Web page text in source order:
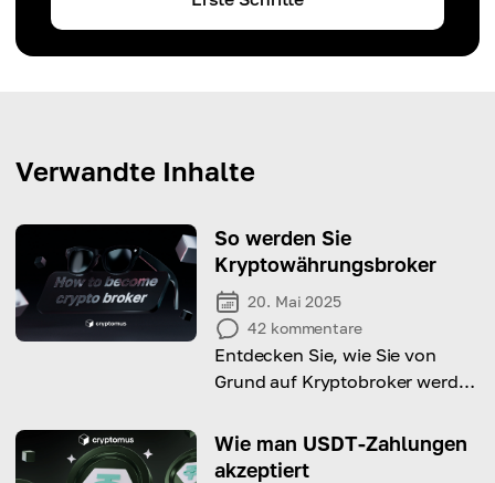
Verwandte Inhalte
So werden Sie
Kryptowährungsbroker
20. Mai 2025
42 kommentare
Entdecken Sie, wie Sie von
Grund auf Kryptobroker werden
Welt der digitalen
Vermögenswerte profitieren.
Wie man USDT-Zahlungen
akzeptiert